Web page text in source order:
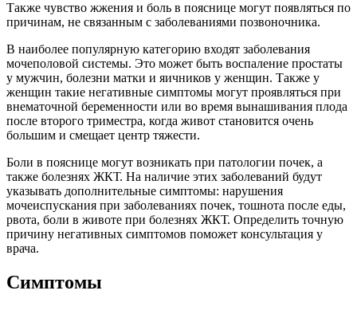
Также чувство жжения и боль в пояснице могут появляться по
причинам, не связанным с заболеваниями позвоночника.
В наиболее популярную категорию входят заболевания
мочеполовой системы. Это может быть воспаление простаты
у мужчин, болезни матки и яичников у женщин. Также у
женщин такие негативные симптомы могут проявляться при
внематочной беременности или во время вынашивания плода
после второго триместра, когда живот становится очень
большим и смещает центр тяжести.
Боли в пояснице могут возникать при патологии почек, а
также болезнях ЖКТ. На наличие этих заболеваний будут
указывать дополнительные симптомы: нарушения
мочеиспускания при заболеваниях почек, тошнота после еды,
рвота, боли в животе при болезнях ЖКТ. Определить точную
причину негативных симптомов поможет консультация у
врача.
Симптомы